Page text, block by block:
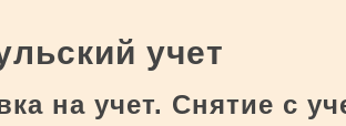
учет
на учет. Снятие с